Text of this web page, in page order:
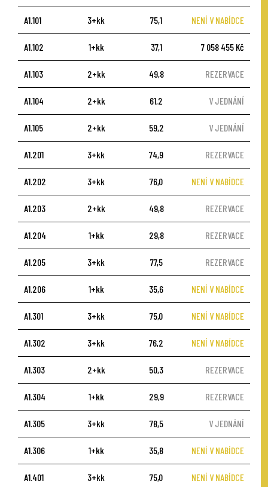
A1.101 3+kk 75,1 NENÍ V NABÍDCE
A1.102 1+kk 37,1 7 058 455 Kč
A1.103 2+kk 49,8 REZERVACE
A1.104 2+kk 61,2 V JEDNÁNÍ
A1.105 2+kk 59,2 V JEDNÁNÍ
A1.201 3+kk 74,9 REZERVACE
A1.202 3+kk 76,0 NENÍ V NABÍDCE
A1.203 2+kk 49,8 REZERVACE
A1.204 1+kk 29,8 REZERVACE
A1.205 3+kk 77,5 REZERVACE
A1.206 1+kk 35,6 NENÍ V NABÍDCE
A1.301 3+kk 75,0 NENÍ V NABÍDCE
A1.302 3+kk 76,2 NENÍ V NABÍDCE
A1.303 2+kk 50,3 REZERVACE
A1.304 1+kk 29,9 REZERVACE
A1.305 3+kk 78,5 V JEDNÁNÍ
A1.306 1+kk 35,8 NENÍ V NABÍDCE
A1.401 3+kk 75,0 NENÍ V NABÍDCE